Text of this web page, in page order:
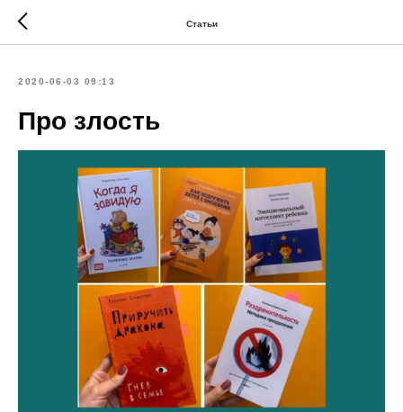
Статьи
2020-06-03 09:13
Про злость